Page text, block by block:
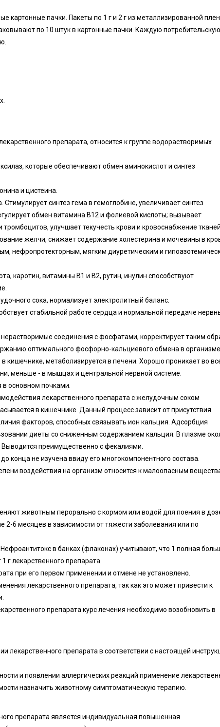
картонные пачки. Пакеты по 1 г и 2 г из металлизированной
по 10 штук в картонные пачки. Каждую потребительскую
препарата, относится к группе водорастворимых
которые обеспечивают обмен аминокислот и синтез
и цистеина.
синтез гема в гемоглобине, увеличивает синтез
обмен витамина В12 и фолиевой кислоты; вызывает
улучшает текучесть крови и кровоснабжение тканей.
желчи, снижает содержание холестерина и мочевины в
нефропротекторным, мягким диуретическим и
каротин, витамины В1 и В2, рутин, инулин способствуют
сока, нормализует электролитный баланс.
стабильной работе сердца и нормальной передаче
соединения с фосфатами, корректирует таким
оптимального фосфорно-кальциевого обмена в организме.
кишечнике, метаболизируется в печени. Хорошо проникает во
меньше - в мышцах и центральной нервной системе.
основном почками.
лекарственного препарата с желудочным соком
в кишечнике. Данный процесс зависит от присутствия
факторов, способных связывать ион кальция. Адсорбция
диеты со сниженным содержанием кальция. В плазме
преимущественно с фекалиями.
конца не изучена ввиду его многокомпонентного состава.
воздействия на организм относится к малоопасным
животным перорально с кормом или водой для поения в
2-6 месяцев в зависимости от тяжести заболевания или по
в банках (флаконах) учитывают, что 1 полная
г лекарственного препарата.
при его первом применении и отмене не установлено.
лекарственного препарата, так как это может привести к
препарата курс лечения необходимо возобновить в
лекарственного препарата в соответствии с настоящей
и появлении аллергических реакций применение
назначить животному симптоматическую терапию.
препарата является индивидуальная повышенная